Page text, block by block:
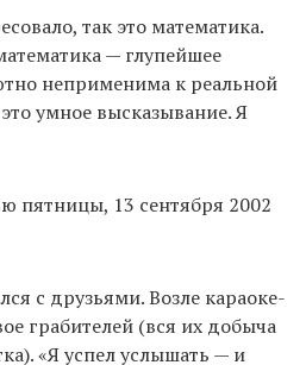
так это математика.
— глупейшее
неприменима к реальной
умное высказывание. Я
пятницы, 13 сентября 2002
с друзьями. Возле караоке-
грабителей (вся их добыча
«Я успел услышать — и